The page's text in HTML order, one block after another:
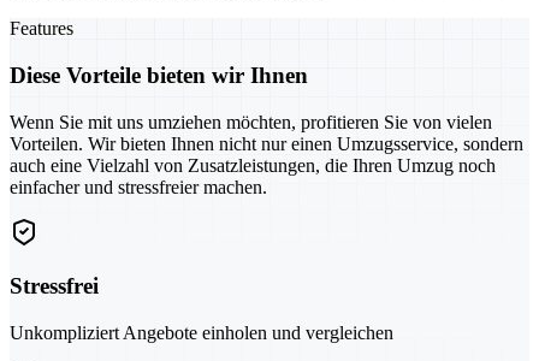
Features
Diese Vorteile bieten wir Ihnen
Wenn Sie mit uns umziehen möchten, profitieren Sie von vielen
Vorteilen. Wir bieten Ihnen nicht nur einen Umzugsservice, sondern
auch eine Vielzahl von Zusatzleistungen, die Ihren Umzug noch
einfacher und stressfreier machen.
Stressfrei
Unkompliziert Angebote einholen und vergleichen